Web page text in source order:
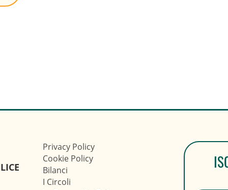
Privacy Policy
Cookie Policy
Bilanci
I Circoli